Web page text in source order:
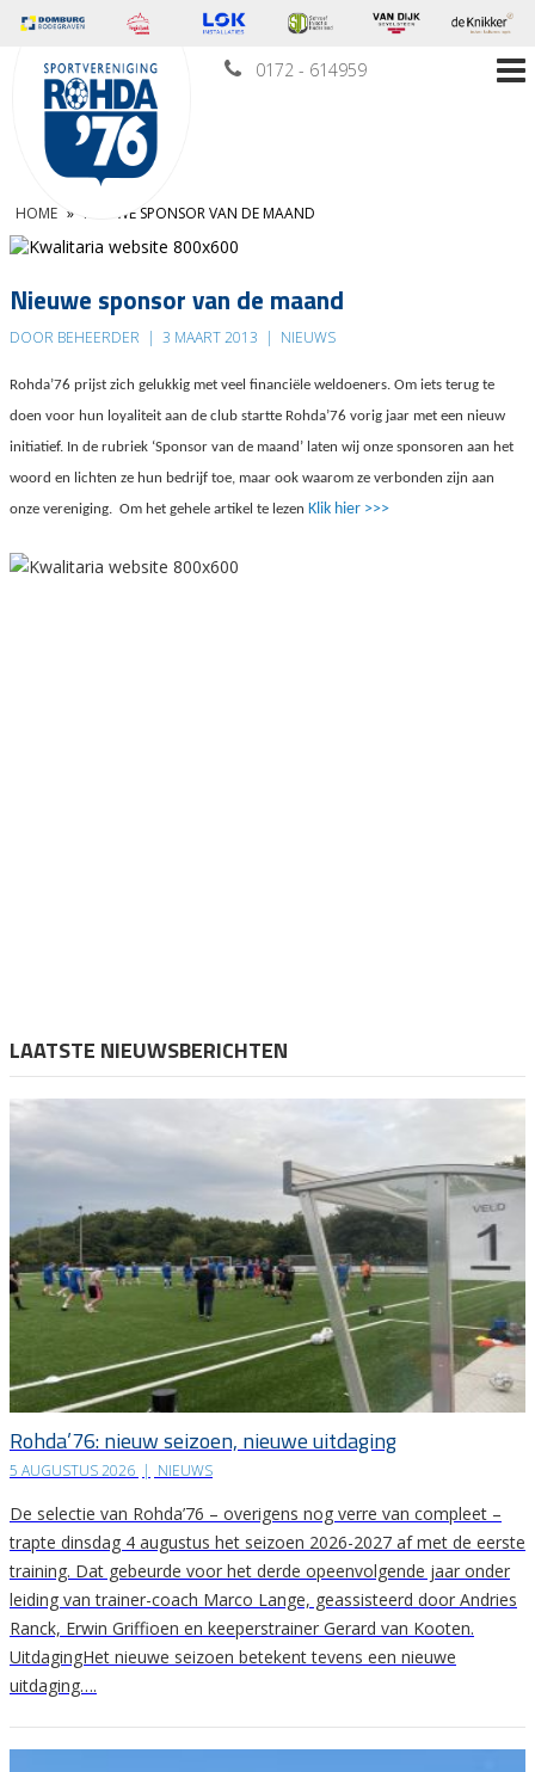
0172 - 614959
HOME » NIEUWE SPONSOR VAN DE MAAND
Nieuwe sponsor van de maand
DOOR BEHEERDER | 3 MAART 2013 | NIEUWS
Rohda’76 prijst zich gelukkig met veel financiële weldoeners. Om iets terug te
doen voor hun loyaliteit aan de club startte Rohda’76 vorig jaar met een nieuw
initiatief. In de rubriek ‘Sponsor van de maand’ laten wij onze sponsoren aan het
woord en lichten ze hun bedrijf toe, maar ook waarom ze verbonden zijn aan
onze vereniging. Om het gehele artikel te lezen Klik hier >>>
LAATSTE NIEUWSBERICHTEN
Rohda’76: nieuw seizoen, nieuwe uitdaging
5 AUGUSTUS 2026 | NIEUWS
De selectie van Rohda’76 – overigens nog verre van compleet –
trapte dinsdag 4 augustus het seizoen 2026-2027 af met de eerste
training. Dat gebeurde voor het derde opeenvolgende jaar onder
leiding van trainer-coach Marco Lange, geassisteerd door Andries
Ranck, Erwin Griffioen en keeperstrainer Gerard van Kooten.
UitdagingHet nieuwe seizoen betekent tevens een nieuwe
uitdaging….